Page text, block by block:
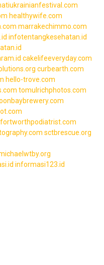
healthywife.com
marrakechimmo.com
infotentangkesehatan.id
cakelifeeveryday.com
curbearth.com
hello-trove.com
tomulrichphotos.com
sctbrescue.org
informasi123.id